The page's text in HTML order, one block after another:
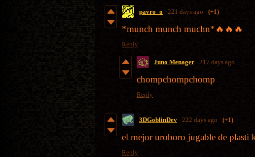
pavro_o 221 days ago (+1)
*munch munch muchn*🔥🔥🔥
Reply
Juno Menager 217 days ago
chompchompchomp
Reply
3DGoblinDev 222 days ago (+1)
el mejor uroboro jugable de plasti
Reply